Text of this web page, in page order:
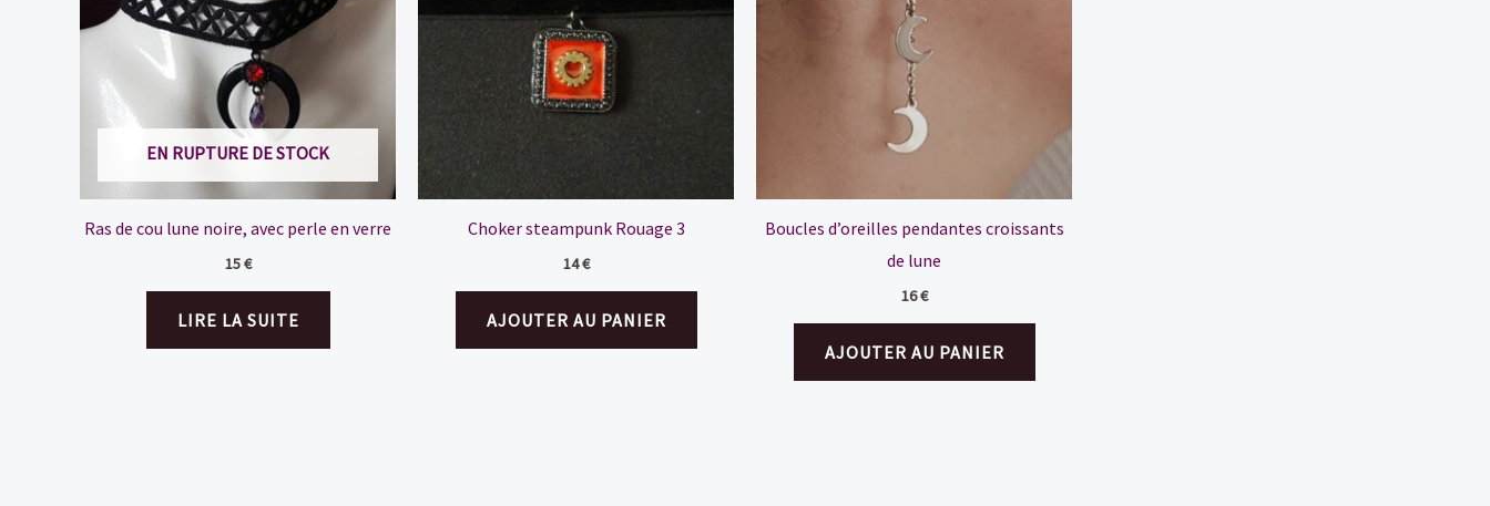
EN RUPTURE DE STOCK
Ras de cou lune noire, avec perle en verre
15€
LIRE LA SUITE
Choker steampunk Rouage 3
14€
AJOUTER AU PANIER
Boucles d’oreilles pendantes croissants
de lune
16€
AJOUTER AU PANIER